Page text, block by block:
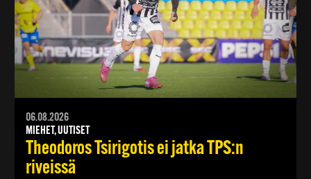
06.08.2026
MIEHET, UUTISET
Theodoros Tsirigotis ei jatka TPS:n
riveissä